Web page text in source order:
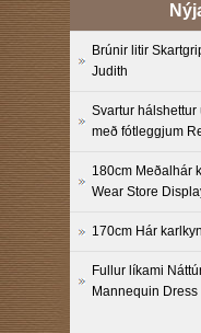
Brúnir litir
Judith
Svartur hálshettur
með fótleggjum
180cm Meðalhár
Wear Store
170cm Hár
Fullur líkami
Mannequin